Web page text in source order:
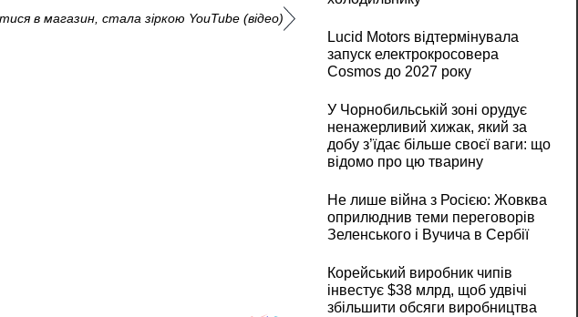
в магазин, стала зіркою YouTube (відео)
Lucid Motors відтермінувала
запуск електрокросовера
Cosmos до 2027 року
У Чорнобильській зоні орудує
ненажерливий хижак, який за
добу з’їдає більше своєї ваги: що
відомо про цю тварину
Не лише війна з Росією: Жовква
оприлюднив теми переговорів
Зеленського і Вучича в Сербії
Корейський виробник чипів
інвестує $38 млрд, щоб удвічі
збільшити обсяги виробництва